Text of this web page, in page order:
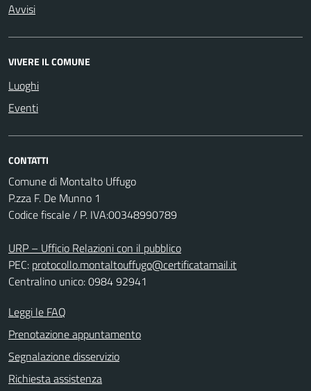
Avvisi
VIVERE IL COMUNE
Luoghi
Eventi
CONTATTI
Comune di Montalto Uffugo
P.zza F. De Munno 1
Codice fiscale / P. IVA:00348990789
URP – Ufficio Relazioni con il pubblico
PEC: protocollo.montaltouffugo@certificatamail.it
Centralino unico: 0984 92941
Leggi le FAQ
Prenotazione appuntamento
Segnalazione disservizio
Richiesta assistenza